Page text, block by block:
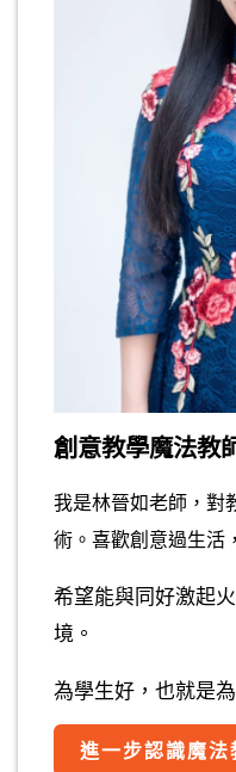
創意教學魔法教
我是林晉如老師，對
術。喜歡創意過生活
希望能與同好激起
境。
為學生好，也就是
進一步認識魔法